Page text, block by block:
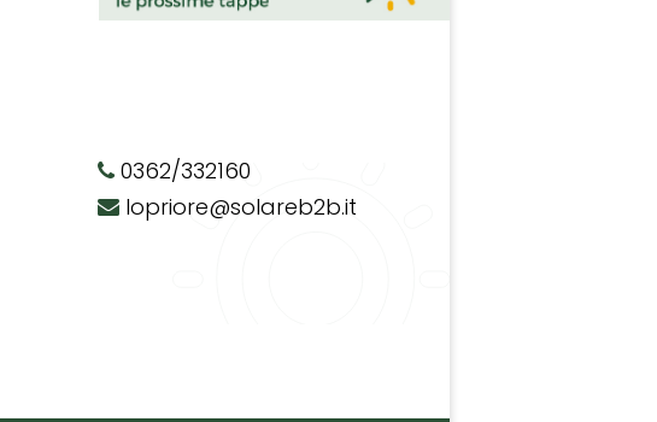
0362/332160
lopriore@solareb2b.it